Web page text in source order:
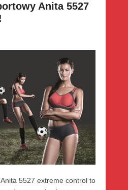
Anita 5527
5527 extreme control to